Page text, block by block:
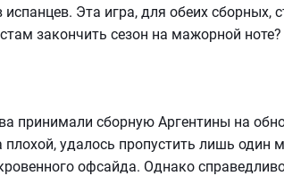
Эта игра, для обеих сборных,
закончить сезон на мажорной ноте?
принимали сборную Аргентины на
удалось пропустить лишь один
офсайда. Однако